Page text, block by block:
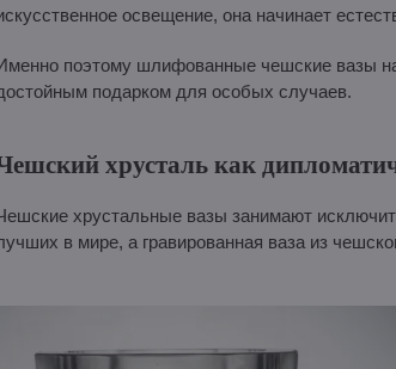
освещение, она начинает
поэтому шлифованные чешские вазы
подарком для особых случаев.
хрусталь как
хрустальные вазы занимают
в мире, а гравированная ваза из